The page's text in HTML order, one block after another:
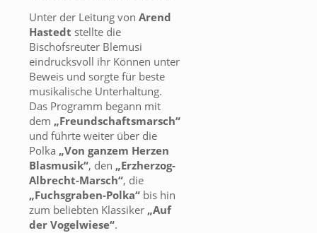
Unter der Leitung von Arend
Hastedt stellte die
Bischofsreuter Blemusi
eindrucksvoll ihr Können unter
Beweis und sorgte für beste
musikalische Unterhaltung.
Das Programm begann mit
dem „Freundschaftsmarsch“
und führte weiter über die
Polka „Von ganzem Herzen
Blasmusik“, den „Erzherzog-
Albrecht-Marsch“, die
„Fuchsgraben-Polka“ bis hin
zum beliebten Klassiker „Auf
der Vogelwiese“.